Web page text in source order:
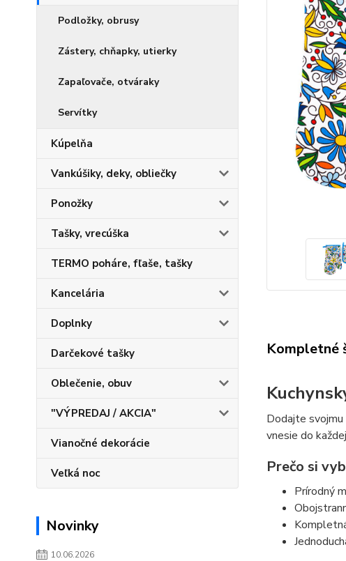
Podložky, obrusy
Zástery, chňapky, utierky
Zapaľovače, otváraky
Servítky
Kúpelňa
Vankúšiky, deky, obliečky
Ponožky
Tašky, vrecúška
TERMO poháre, fľaše, tašky
Kancelária
Doplnky
Darčekové tašky
Oblečenie, obuv
"VÝPREDAJ / AKCIA"
Vianočné dekorácie
Veľká noc
Novinky
10.06.2026
Kompletné
Dodajte
vnesie do
Prečo si
Prírodný